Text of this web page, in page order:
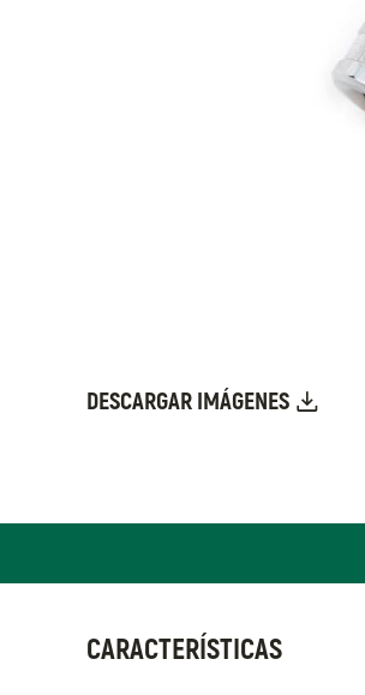
DESCARGAR IMÁGENES
CARACTERÍSTICAS